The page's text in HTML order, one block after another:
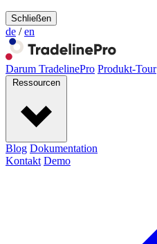
Schließen
de / en
Darum TradelinePro Produkt-Tour
Ressourcen
Blog Dokumentation
Kontakt Demo